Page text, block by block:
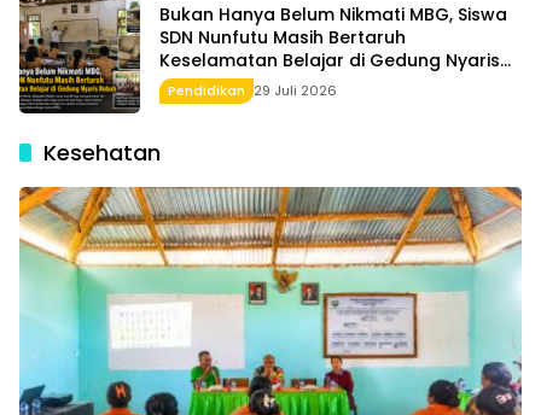
Bukan Hanya Belum Nikmati MBG, Siswa
SDN Nunfutu Masih Bertaruh
Keselamatan Belajar di Gedung Nyaris
Roboh
Pendidikan 29 Juli 2026
Kesehatan